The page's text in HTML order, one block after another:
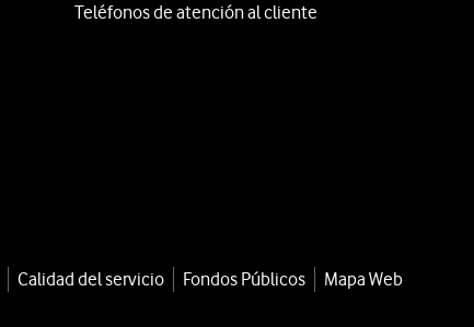
Teléfonos de atención al cliente
Calidad del servicio Fondos Públicos
Mapa Web